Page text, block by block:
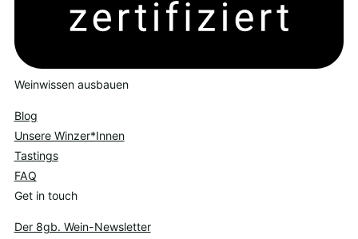
Weinwissen ausbauen
Blog
Unsere Winzer*Innen
Tastings
FAQ
Get in touch
Der 8gb. Wein-Newsletter